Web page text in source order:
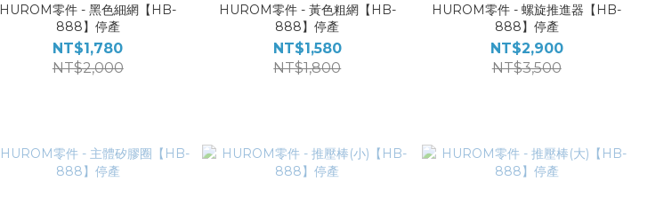
HUROM零件 - 黑色細網【HB-
888】停產
NT$1,780
NT$2,000
HUROM零件 - 黃色粗網【HB-
888】停產
NT$1,580
NT$1,800
HUROM零件 - 螺旋推進器【HB-
888】停產
NT$2,900
NT$3,500